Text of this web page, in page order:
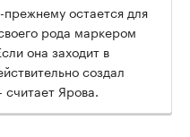
остается для
рода маркером
она заходит в
создал
считает Ярова.